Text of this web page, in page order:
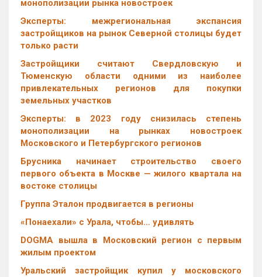
монополизации рынка новостроек
Эксперты: межрегиональная экспансия
застройщиков на рынок Северной столицы будет
только расти
Застройщики считают Свердловскую и
Тюменскую области одними из наиболее
привлекательных регионов для покупки
земельных участков
Эксперты: в 2023 году снизилась степень
монополизации на рынках новостроек
Московского и Петербургского регионов
Брусника начинает строительство своего
первого объекта в Москве — жилого квартала на
востоке столицы
Группа Эталон продвигается в регионы
«Понаехали» с Урала, чтобы… удивлять
DOGMA вышла в Московский регион с первым
жилым проектом
Уральский застройщик купил у московского